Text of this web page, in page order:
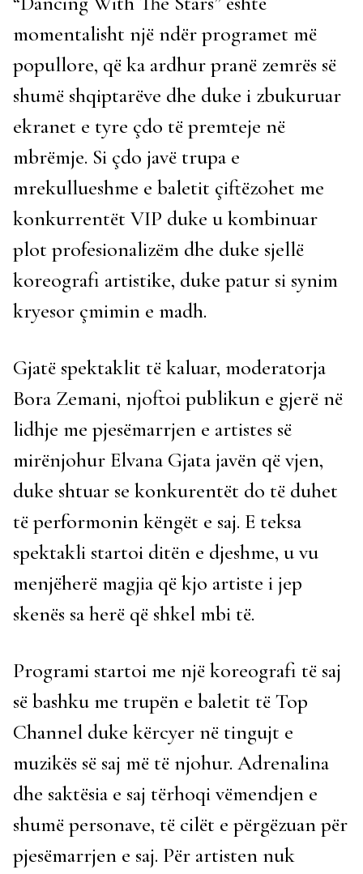
momentalisht një ndër programet më
popullore, që ka ardhur pranë zemrës së
shumë shqiptarëve dhe duke i zbukuruar
ekranet e tyre çdo të premteje në
mbrëmje. Si çdo javë trupa e
mrekullueshme e baletit çiftëzohet me
konkurrentët VIP duke u kombinuar
plot profesionalizëm dhe duke sjellë
koreografi artistike, duke patur si synim
kryesor çmimin e madh.
Gjatë spektaklit të kaluar, moderatorja
Bora Zemani, njoftoi publikun e gjerë në
lidhje me pjesëmarrjen e artistes së
mirënjohur Elvana Gjata javën që vjen,
duke shtuar se konkurentët do të duhet
të performonin këngët e saj. E teksa
spektakli startoi ditën e djeshme, u vu
menjëherë magjia që kjo artiste i jep
skenës sa herë që shkel mbi të.
Programi startoi me një koreografi të saj
së bashku me trupën e baletit të Top
Channel duke kërcyer në tingujt e
muzikës së saj më të njohur. Adrenalina
dhe saktësia e saj tërhoqi vëmendjen e
shumë personave, të cilët e përgëzuan për
pjesëmarrjen e saj. Për artisten nuk